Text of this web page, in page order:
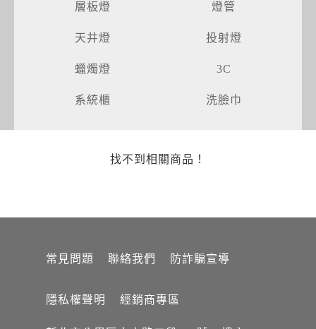
層板燈 燈管
天井燈 投射燈
蠟燭燈 3C
系統櫃 洗臉巾
找不到相關商品！
常見問題 聯絡我們 防詐騙宣導
隱私權聲明 經銷商專區